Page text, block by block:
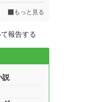
もっと見る
報告する
説